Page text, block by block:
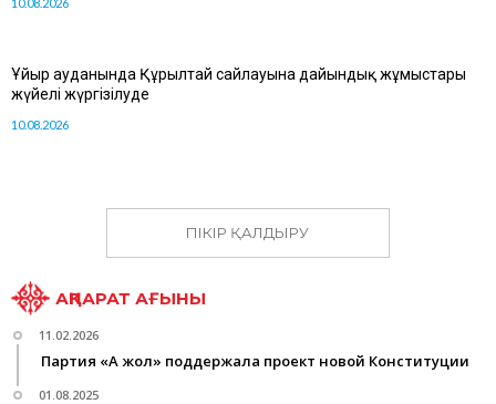
Ұйғыр ауданында Құрылтай сайлауына дайындық жұмыстары
жүйелі жүргізілуде
10.08.2026
ПІКІР ҚАЛДЫРУ
АҚПАРАТ АҒЫНЫ
11.02.2026
Партия «Ақ жол» поддержала проект новой Конституции
01.08.2025